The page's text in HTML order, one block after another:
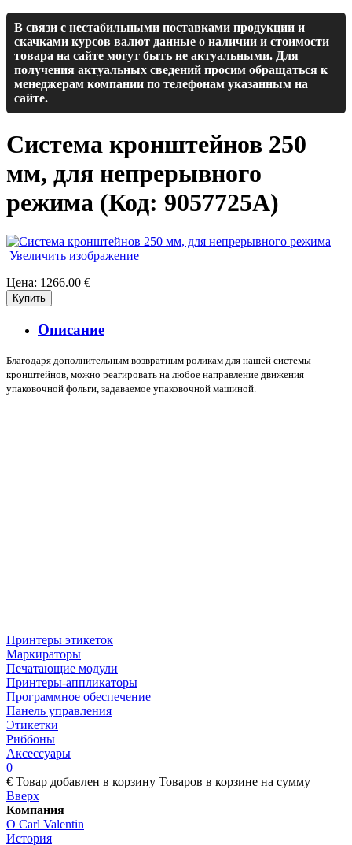
В связи с нестабильными поставками продукции и
скачками курсов валют данные о наличии и стоимости
товара на сайте могут быть не актуальными. Для
получения актуальных сведений просим обращаться к
менеджерам компании по телефонам указанным на
сайте.
Система кронштейнов 250
мм, для непрерывного
режима (Код: 9057725A)
Увеличить изображение
Цена: 1266.00 €
Описание
Благодаря дополнительным возвратным роликам для нашей системы
кронштейнов, можно реагировать на любое направление движения
упаковочной фольги, задаваемое упаковочной машиной.
Принтеры этикеток
Маркираторы
Печатающие модули
Принтеры-аппликаторы
Программное обеспечение
Панель управления
Этикетки
Риббоны
Аксессуары
0
€ Товар добавлен в корзину Товаров в корзине на сумму
Вверх
Компания
О Carl Valentin
История